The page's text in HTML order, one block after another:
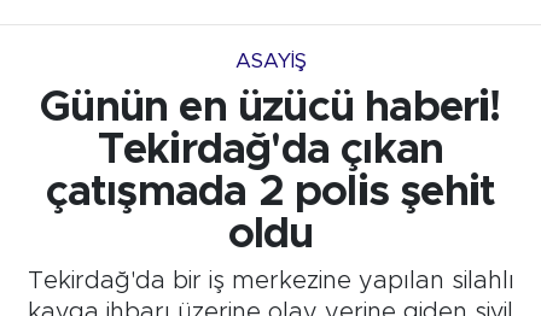
ASAYİŞ
Günün en üzücü haberi!
Tekirdağ'da çıkan
çatışmada 2 polis şehit
oldu
Tekirdağ'da bir iş merkezine yapılan silahlı
Süper Lig Puan Durumu ve Fikstür
Tüm Manşetler
Son Dakika Haberleri
Haber Arşivi